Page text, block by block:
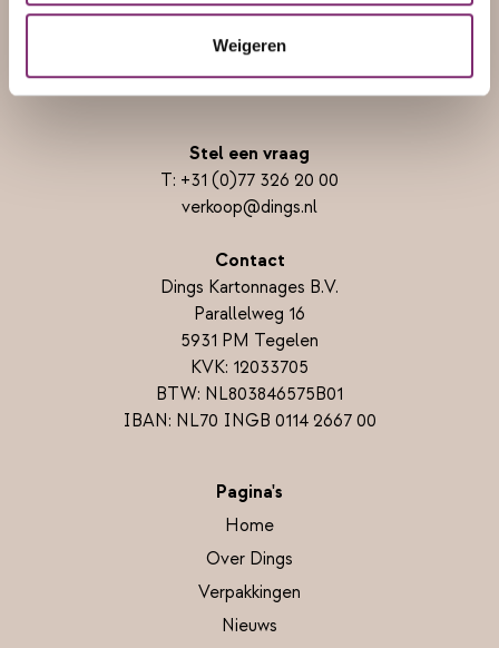
Weigeren
Stel een vraag
T: +31 (0)77 326 20 00
verkoop@dings.nl
Contact
Dings Kartonnages B.V.
Parallelweg 16
5931 PM Tegelen
KVK: 12033705
BTW: NL803846575B01
IBAN: NL70 INGB 0114 2667 00
Pagina's
Home
Over Dings
Verpakkingen
Nieuws